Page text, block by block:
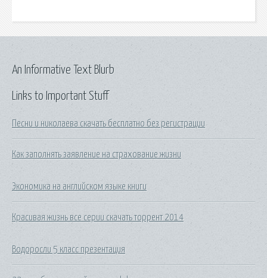
Links to Important Stuff
Песни и николаева скачать бесплатно без регистрации
Как заполнять заявление на страхование жизни
Экономика на английском языке книги
Красивая жизнь все серии скачать торрент 2014
Водоросли 5 класс презентация
An Informative Text Blurb